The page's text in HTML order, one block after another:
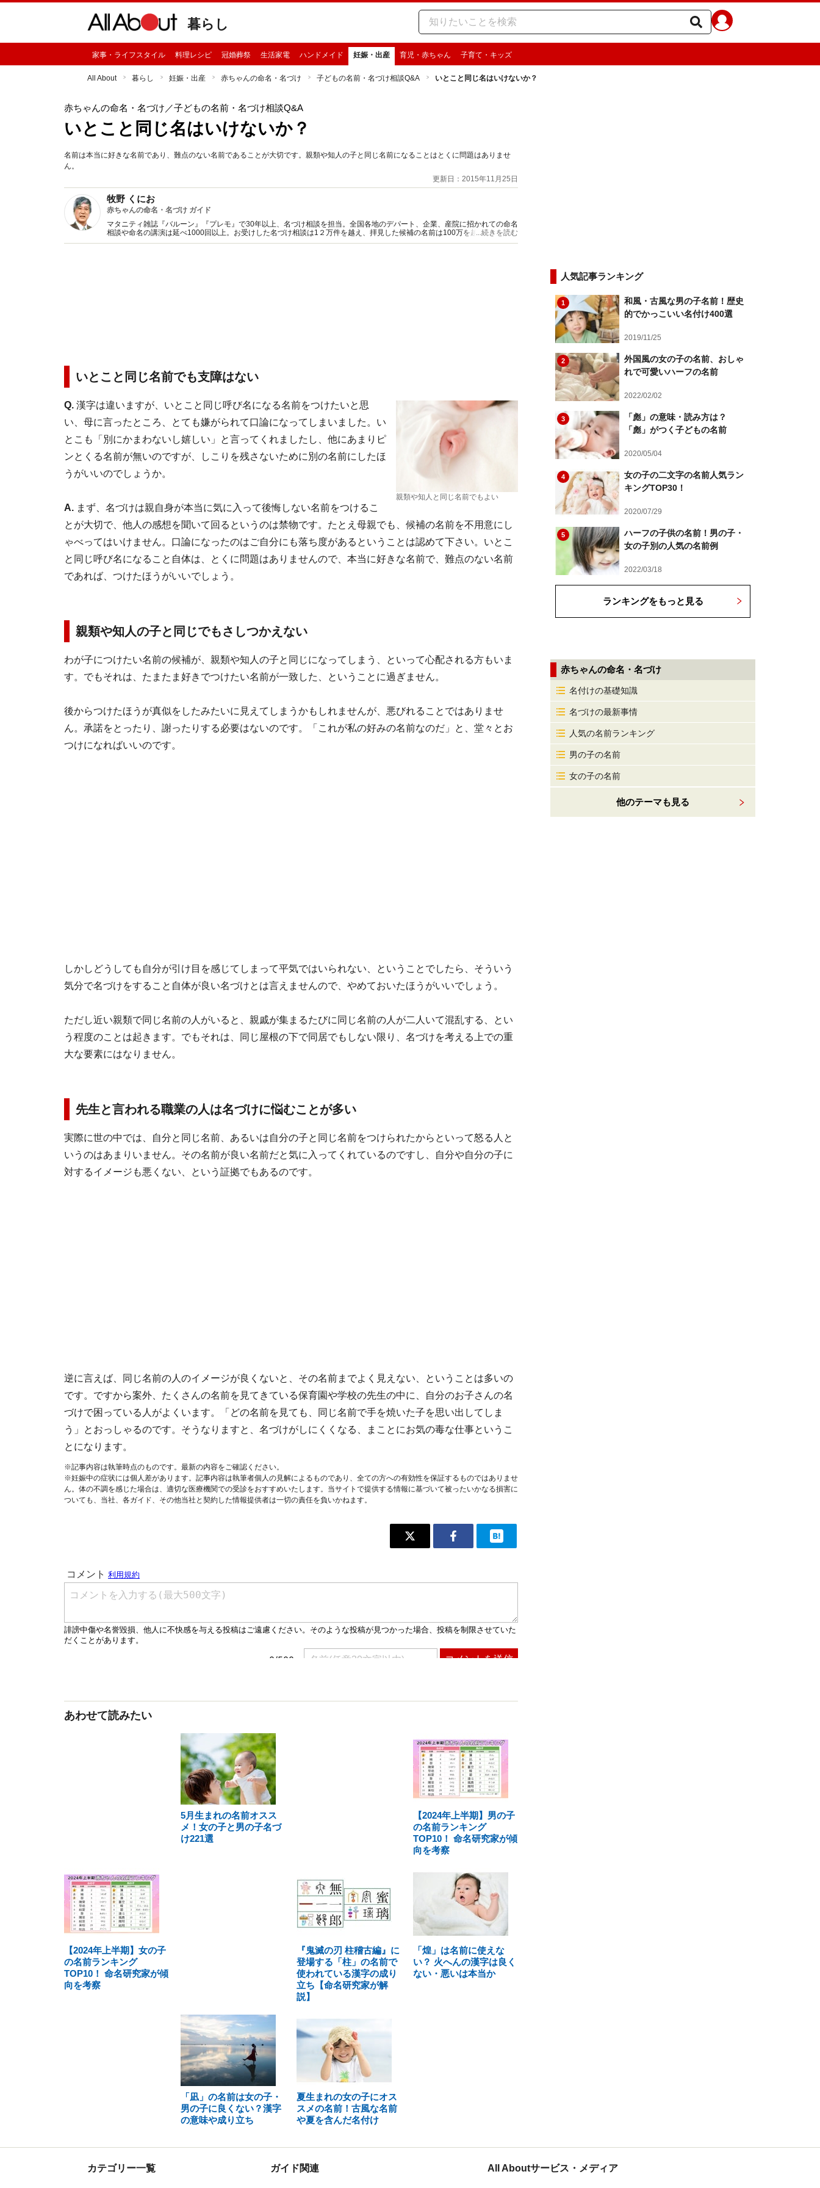
暮らし
家事・ライフスタイル 料理レシピ 冠婚葬祭 生活家電 ハンドメイド 妊娠・出産 育児・赤ちゃん 子育て・キッズ
All About 暮らし 妊娠・出産 赤ちゃんの命名・名づけ 子どもの名前・名づけ相談Q&A いとこと同じ名はいけないか？
赤ちゃんの命名・名づけ ／子どもの名前・名づけ相談Q&A
いとこと同じ名はいけないか？
名前は本当に好きな名前であり、難点のない名前であることが大切です。親類や知人の子と同じ名前になることはとくに問題はありませ
ん。
更新日：2015年11月25日
牧野 くにお
赤ちゃんの命名・名づけ ガイド
マタニティ雑誌『バルーン』『プレモ』で30年以上、名づけ相談を担当。全国各地のデパート、企業、産院に招かれての命名
相談や命名の講演は延べ1000回以上。お受けした名づけ相談は1２万件を越え、拝見した候補の名前は100万を越えます。著
書は名づけ、漢字に関する本など40冊。
...続きを読む
いとこと同じ名前でも支障はない
親類や知人と同じ名前でもよい
Q. 漢字は違いますが、いとこと同じ呼び名になる名前をつけたいと思
い、母に言ったところ、とても嫌がられて口論になってしまいました。い
とこも「別にかまわないし嬉しい」と言ってくれましたし、他にあまりピ
ンとくる名前が無いのですが、しこりを残さないために別の名前にしたほ
うがいいのでしょうか。
A. まず、名づけは親自身が本当に気に入って後悔しない名前をつけるこ
とが大切で、他人の感想を聞いて回るというのは禁物です。たとえ母親でも、候補の名前を不用意にし
ゃべってはいけません。口論になったのはご自分にも落ち度があるということは認めて下さい。いとこ
と同じ呼び名になること自体は、とくに問題はありませんので、本当に好きな名前で、難点のない名前
であれば、つけたほうがいいでしょう。
親類や知人の子と同じでもさしつかえない
わが子につけたい名前の候補が、親類や知人の子と同じになってしまう、といって心配される方もいま
す。でもそれは、たまたま好きでつけたい名前が一致した、ということに過ぎません。
後からつけたほうが真似をしたみたいに見えてしまうかもしれませんが、悪びれることではありませ
ん。承諾をとったり、謝ったりする必要はないのです。「これが私の好みの名前なのだ」と、堂々とお
つけになればいいのです。
しかしどうしても自分が引け目を感じてしまって平気ではいられない、ということでしたら、そういう
気分で名づけをすること自体が良い名づけとは言えませんので、やめておいたほうがいいでしょう。
ただし近い親類で同じ名前の人がいると、親戚が集まるたびに同じ名前の人が二人いて混乱する、とい
う程度のことは起きます。でもそれは、同じ屋根の下で同居でもしない限り、名づけを考える上での重
大な要素にはなりません。
先生と言われる職業の人は名づけに悩むことが多い
実際に世の中では、自分と同じ名前、あるいは自分の子と同じ名前をつけられたからといって怒る人と
いうのはあまりいません。その名前が良い名前だと気に入ってくれているのですし、自分や自分の子に
対するイメージも悪くない、という証拠でもあるのです。
逆に言えば、同じ名前の人のイメージが良くないと、その名前までよく見えない、ということは多いの
です。ですから案外、たくさんの名前を見てきている保育園や学校の先生の中に、自分のお子さんの名
づけで困っている人がよくいます。「どの名前を見ても、同じ名前で手を焼いた子を思い出してしま
う」とおっしゃるのです。そうなりますと、名づけがしにくくなる、まことにお気の毒な仕事というこ
とになります。
※記事内容は執筆時点のものです。最新の内容をご確認ください。
※妊娠中の症状には個人差があります。記事内容は執筆者個人の見解によるものであり、全ての方への有効性を保証するものではありませ
ん。体の不調を感じた場合は、適切な医療機関での受診をおすすめいたします。当サイトで提供する情報に基づいて被ったいかなる損害に
ついても、当社、各ガイド、その他当社と契約した情報提供者は一切の責任を負いかねます。
あわせて読みたい
5月生まれの名前オスス
メ！女の子と男の子名づ
け221選
【2024年上半期】男の子
の名前ランキング
TOP10！ 命名研究家が傾
向を考察
【2024年上半期】女の子
の名前ランキング
TOP10！ 命名研究家が傾
向を考察
『鬼滅の刃 柱稽古編』に
登場する「柱」の名前で
使われている漢字の成り
立ち【命名研究家が解
説】
「煌」は名前に使えな
い？ 火へんの漢字は良く
ない・悪いは本当か
「凪」の名前は女の子・
男の子に良くない？漢字
の意味や成り立ち
夏生まれの女の子にオス
スメの名前！古風な名前
や夏を含んだ名付け
人気記事ランキング
1
和風・古風な男の子名前！歴史
的でかっこいい名付け400選
2019/11/25
2
外国風の女の子の名前、おしゃ
れで可愛いハーフの名前
2022/02/02
3
「彪」の意味・読み方は？
「彪」がつく子どもの名前
2020/05/04
4
女の子の二文字の名前人気ラン
キングTOP30！
2020/07/29
5
ハーフの子供の名前！男の子・
女の子別の人気の名前例
2022/03/18
ランキングをもっと見る
赤ちゃんの命名・名づけ
名付けの基礎知識
名づけの最新事情
人気の名前ランキング
男の子の名前
女の子の名前
他のテーマも見る
カテゴリー一覧 ガイド関連 All Aboutサービス・メディア